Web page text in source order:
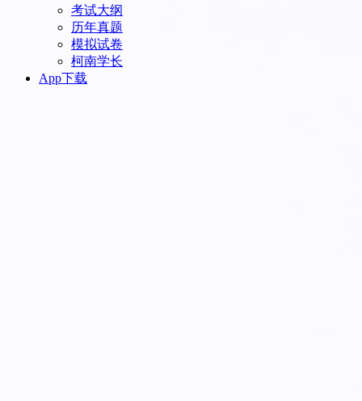
考试大纲
历年真题
模拟试卷
柯南学长
App下载